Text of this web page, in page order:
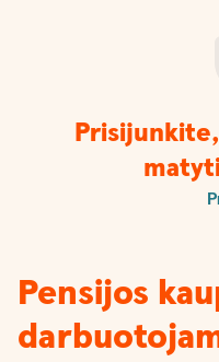
Pensijos